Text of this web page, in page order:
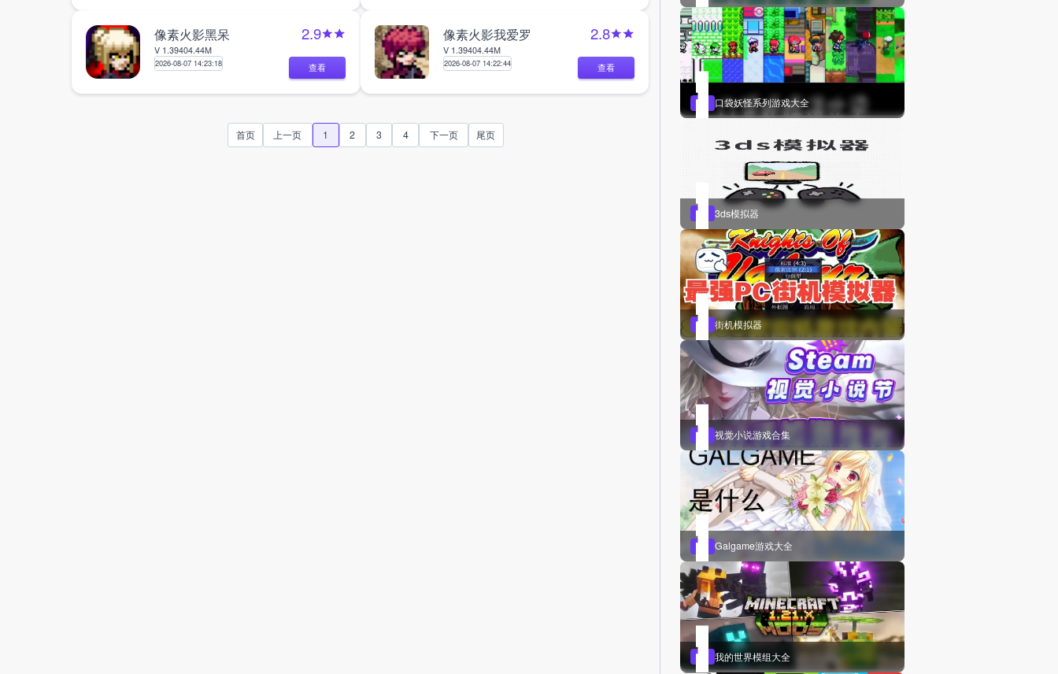
像素火影黑呆
V 1.39404.44M
2026-08-07 14:23:18
2.9
查看
像素火影我爱罗
V 1.39404.44M
2026-08-07 14:22:44
2.8
查看
首页 上一页 1 2 3 4 下一页 尾页
口袋妖怪系列游戏大全
3ds模拟器
街机模拟器
视觉小说游戏合集
Galgame游戏大全
我的世界模组大全